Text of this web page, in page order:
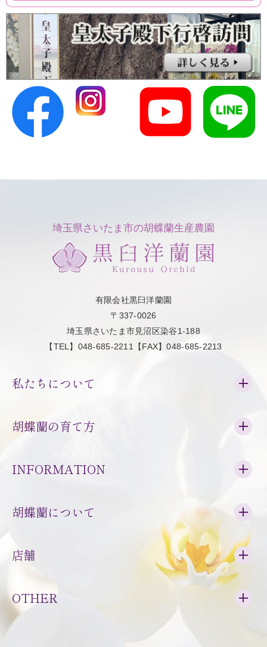
埼玉県さいたま市の胡蝶蘭生産農園
有限会社黒臼洋蘭園
〒337-0026
埼玉県さいたま市見沼区染谷1-188
【TEL】048-685-2211【FAX】048-685-2213
私たちについて
胡蝶蘭の育て方
INFORMATION
胡蝶蘭について
店舗
OTHER